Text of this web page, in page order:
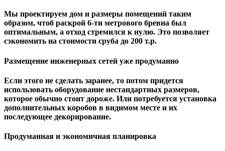
Мы проектируем дом и размеры помещений таким
образом, чтоб раскрой 6-ти метрового бревна был
оптимальным, а отход стремился к нулю. Это позволяет
сэкономить на стоимости сруба до 200 т.р.
Размещение инженерных сетей уже продуманно
Если этого не сделать заранее, то потом придется
использовать оборудование нестандартных размеров,
которое обычно стоит дороже. Или потребуется установка
дополнительных коробов в видимом месте и их
последующее декорирование.
Продуманная и экономичная планировка